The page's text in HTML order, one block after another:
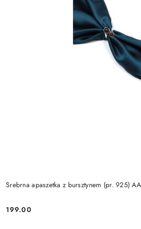
Srebrna apaszetka z bursztynem (pr. 925)
Cena:
199.00